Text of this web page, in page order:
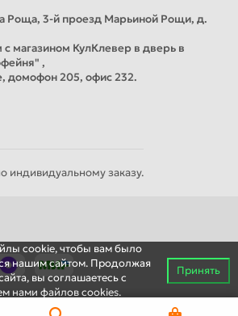
Роща, 3-й проезд Марьиной Рощи, д.
магазином КулКлевер в дверь в
,
домофон 205, офис 232.
индивидуальному заказу.
cookie, чтобы вам было
нашим сайтом. Продолжая
вы соглашаетесь c
нами файлов cookies.
Принять